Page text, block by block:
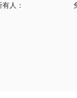
有人：